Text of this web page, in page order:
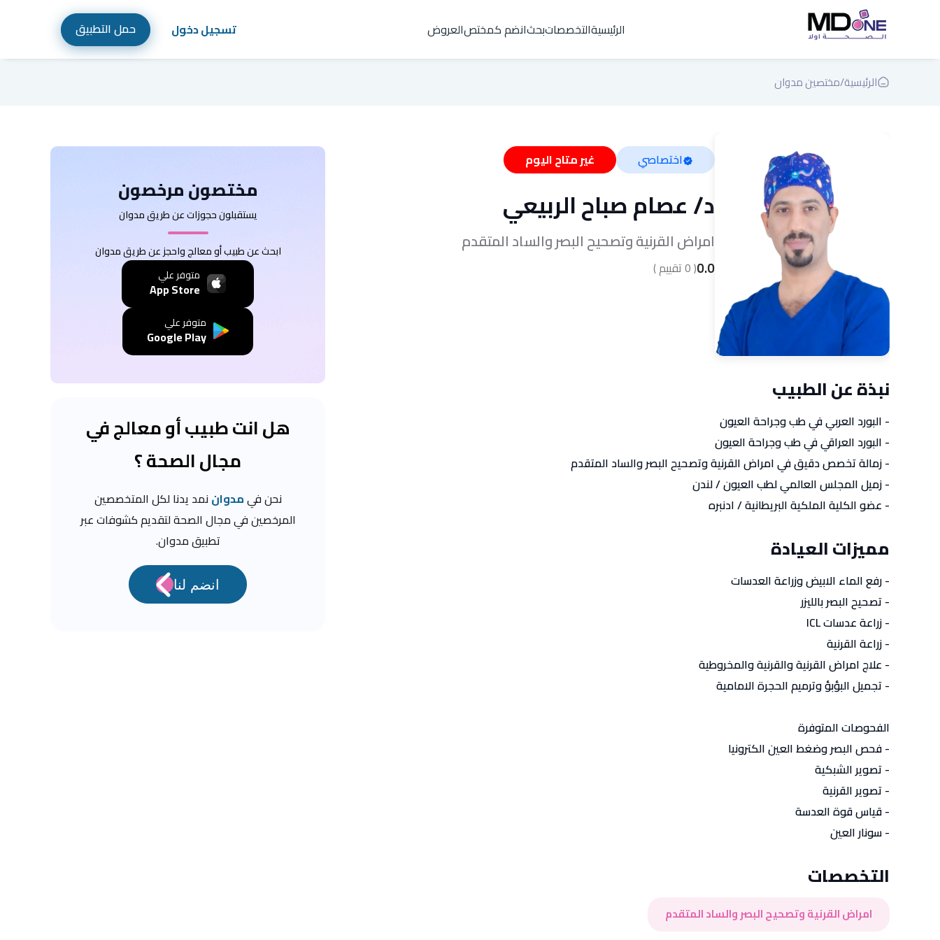
الرئيسيةالتخصصاتبحثانضم كمختصالعروض تسجيل دخول حمل التطبيق
الرئيسية/مختصين مدوان
اختصاصي غير متاح اليوم
د/عصام صباح الربيعي
امراض القرنية وتصحيح البصر والساد المتقدم
0.0
(
0تقييم )
نبذة عن الطبيب
- البورد العربي في طب وجراحة العيون
- البورد العراقي في طب وجراحة العيون
- زمالة تخصص دقيق في امراض القرنية وتصحيح البصر والساد المتقدم
- زميل المجلس العالمي لطب العيون / لندن
- عضو الكلية الملكية البريطانية / ادنبره
مميزات العيادة
- رفع الماء الابيض وزراعة العدسات
- تصحيح البصر بالليزر
- زراعة عدسات ICL
- زراعة القرنية
- علاج امراض القرنية والقرنية والمخروطية
- تجميل البؤبؤ وترميم الحجرة الامامية
الفحوصات المتوفرة
- فحص البصر وضغط العين الكترونيا
- تصوير الشبكية
- تصوير القرنية
- قياس قوة العدسة
- سونار العين
التخصصات
امراض القرنية وتصحيح البصر والساد المتقدم
مختصون مرخصون
يستقبلون حجوزات عن طريق مدوان
ابحث عن طبيب أو معالج واحجز عن طريق مدوان
متوفر علي
App Store
متوفر علي
Google Play
هل انت طبيب أو معالج في
مجال الصحة ؟
نحن فيمدوان نمد يدنا لكل المتخصصين
المرخصين في مجال الصحة لتقديم كشوفات عبر
تطبيق مدوان.
انضم لنا